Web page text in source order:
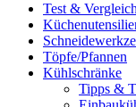
Test &
Töpfe/Pfannen
Kühlschränke
Tipps &